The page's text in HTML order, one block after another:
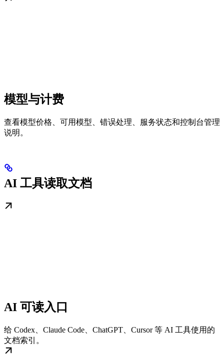
模型与计费
查看模型价格、可用模型、错误处理、服务状态和控制台管理
说明。
AI 工具读取文档
AI 可读入口
给 Codex、Claude Code、ChatGPT、Cursor 等 AI 工具使用的
文档索引。